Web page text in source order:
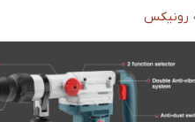
رونیکس